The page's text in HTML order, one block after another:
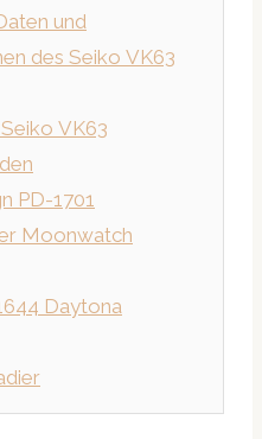
und
des Seiko VK63
VK63
PD-1701
Moonwatch
Daytona